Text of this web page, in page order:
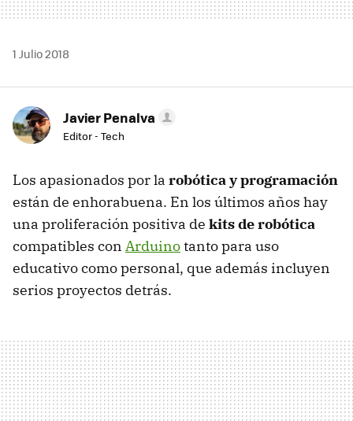
1 Julio 2018
Javier Penalva
Editor - Tech
Los apasionados por la robótica y programación
están de enhorabuena. En los últimos años hay
una proliferación positiva de kits de robótica
compatibles con Arduinotanto para uso
educativo como personal, que además incluyen
serios proyectos detrás.